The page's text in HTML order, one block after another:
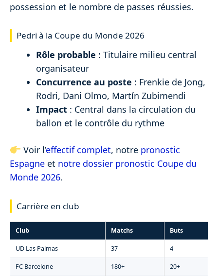
possession et le nombre de passes réussies.
Pedri à la Coupe du Monde 2026
Rôle probable : Titulaire milieu central
organisateur
Concurrence au poste : Frenkie de Jong,
Rodri, Dani Olmo, Martín Zubimendi
Impact : Central dans la circulation du
ballon et le contrôle du rythme
Voir l’effectif complet, notre pronostic
Espagne et notre dossier pronostic Coupe du
Monde 2026.
Carrière en club
Club Matchs Buts
UD Las Palmas 37 4
FC Barcelone 180+ 20+